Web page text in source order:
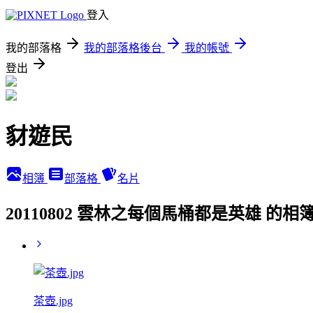
登入
我的部落格 我的部落格後台
我的帳號
登出
豺遊民
相簿 部落格 名片
20110802 雲林之每個馬桶都是英雄 的相
茶壺.jpg